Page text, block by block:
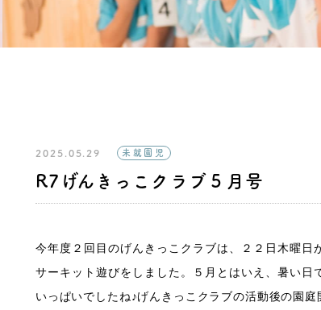
2025.05.29 未就園児
R7げんきっこクラブ５月号
今年度２回目のげんきっこクラブは、２２日木曜
サーキット遊びをしました。５月とはいえ、暑い
いっぱいでしたね♪げんきっこクラブの活動後の園